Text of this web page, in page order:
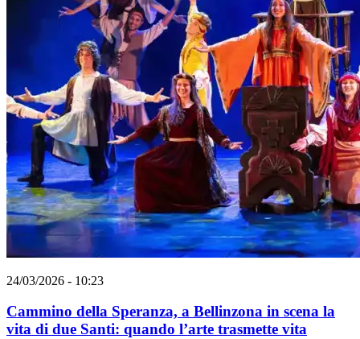
24/03/2026 - 10:23
Cammino della Speranza, a Bellinzona in scena la
vita di due Santi: quando l’arte trasmette vita